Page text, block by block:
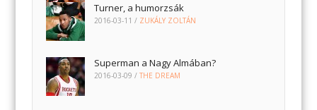
Turner, a humorzsák
2016-03-11 / ZUKÁLY ZOLTÁN
Superman a Nagy Almában?
2016-03-09 /THE DREAM